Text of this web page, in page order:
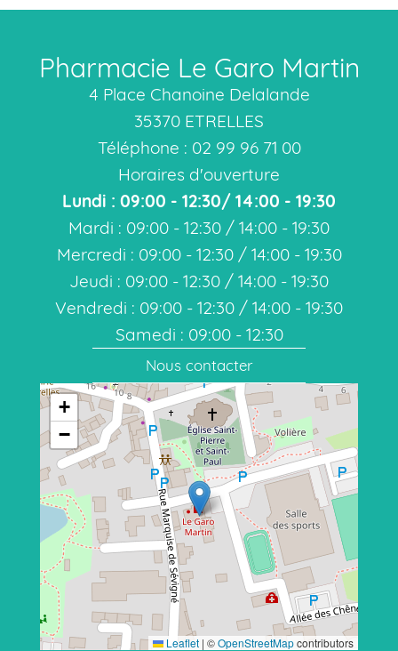
+
−
Leaflet | ©OpenStreetMapcontributors
Pharmacie Le Garo Martin
4 Place Chanoine Delalande
35370 ETRELLES
Téléphone : 02 99 96 71 00
Horaires d'ouverture
Lundi : 09:00 - 12:30/ 14:00 - 19:30
Mardi : 09:00 - 12:30 / 14:00 - 19:30
Mercredi : 09:00 - 12:30 / 14:00 - 19:30
Jeudi : 09:00 - 12:30 / 14:00 - 19:30
Vendredi : 09:00 - 12:30 / 14:00 - 19:30
Samedi : 09:00 - 12:30
Nous contacter